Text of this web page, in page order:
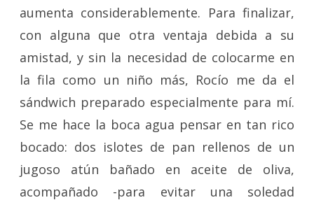
aumenta considerablemente. Para finalizar,
con alguna que otra ventaja debida a su
amistad, y sin la necesidad de colocarme en
la fila como un niño más, Rocío me da el
sándwich preparado especialmente para mí.
Se me hace la boca agua pensar en tan rico
bocado: dos islotes de pan rellenos de un
jugoso atún bañado en aceite de oliva,
acompañado -para evitar una soledad